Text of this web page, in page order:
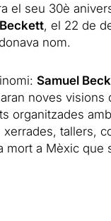
el seu 30è
, el 22 de
nom.
Samuel
noves visions
organitzades
tallers,
mort a Mèxic que